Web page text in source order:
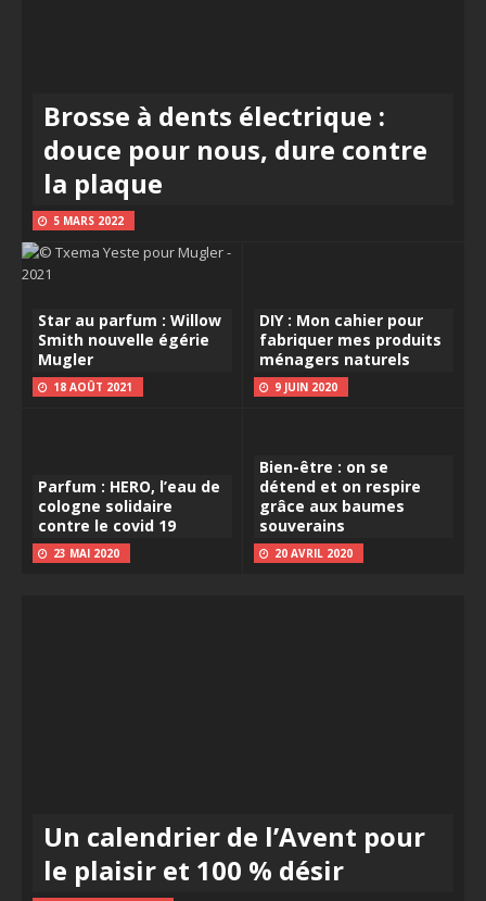
Brosse à dents électrique :
douce pour nous, dure contre
la plaque
5 MARS 2022
Star au parfum : Willow
Smith nouvelle égérie
Mugler
18 AOÛT 2021
DIY : Mon cahier pour
fabriquer mes produits
ménagers naturels
9 JUIN 2020
Parfum : HERO, l’eau de
cologne solidaire
contre le covid 19
23 MAI 2020
Bien-être : on se
détend et on respire
grâce aux baumes
souverains
20 AVRIL 2020
Un calendrier de l’Avent pour
le plaisir et 100 % désir